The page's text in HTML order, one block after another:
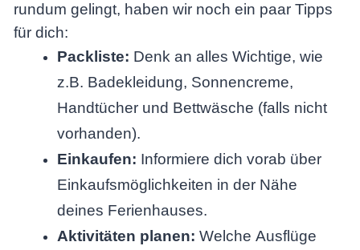
rundum gelingt, haben wir noch ein paar Tipps
für dich:
Packliste: Denk an alles Wichtige, wie
z.B. Badekleidung, Sonnencreme,
Handtücher und Bettwäsche (falls nicht
vorhanden).
Einkaufen: Informiere dich vorab über
Einkaufsmöglichkeiten in der Nähe
deines Ferienhauses.
Aktivitäten planen: Welche Ausflüge